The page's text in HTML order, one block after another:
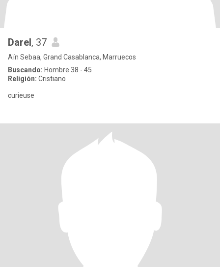
Darel, 37
Aïn Sebaa, Grand Casablanca, Marruecos
Buscando: Hombre 38 - 45
Religión: Cristiano
curieuse